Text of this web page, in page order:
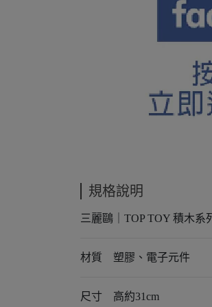
規格說明
三麗鷗｜TOP TOY 積木
材質 塑膠、電子元件
尺寸 高約31cm